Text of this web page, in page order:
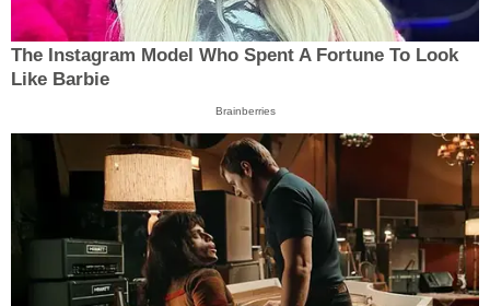
The Instagram Model Who Spent A Fortune To Look
Like Barbie
Brainberries